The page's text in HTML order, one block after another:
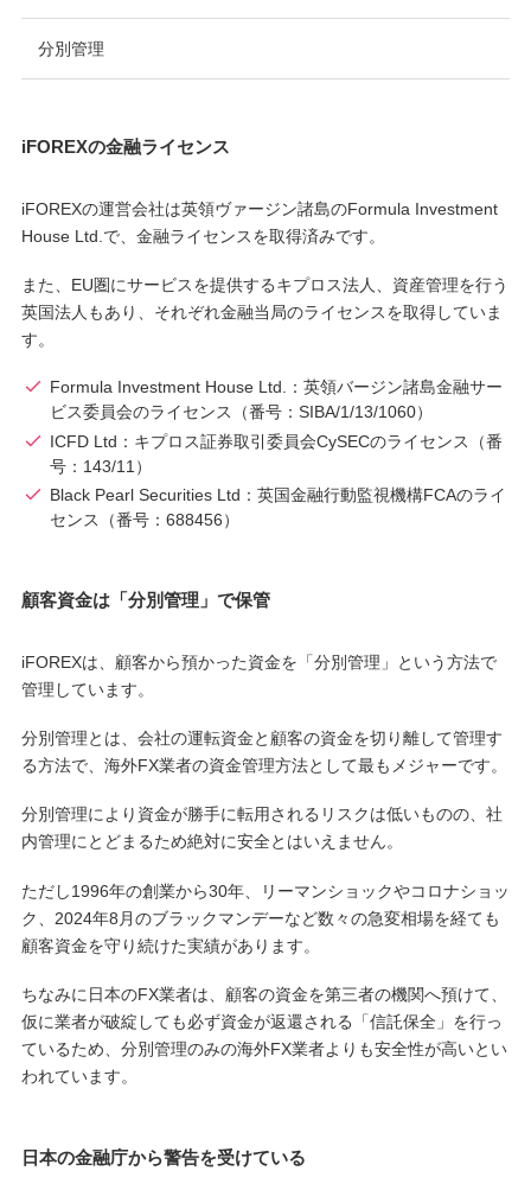
分別管理
iFOREXの金融ライセンス
iFOREXの運営会社は英領ヴァージン諸島のFormula Investment
House Ltd.で、金融ライセンスを取得済みです。
また、EU圏にサービスを提供するキプロス法人、資産管理を行う
英国法人もあり、それぞれ金融当局のライセンスを取得していま
す。
Formula Investment House Ltd.：英領バージン諸島金融サー
ビス委員会のライセンス（番号：SIBA/1/13/1060）
ICFD Ltd：キプロス証券取引委員会CySECのライセンス（番
号：143/11）
Black Pearl Securities Ltd：英国金融行動監視機構FCAのライ
センス（番号：688456）
顧客資金は「分別管理」で保管
iFOREXは、顧客から預かった資金を「分別管理」という方法で
管理しています。
分別管理とは、会社の運転資金と顧客の資金を切り離して管理す
る方法で、海外FX業者の資金管理方法として最もメジャーです。
分別管理により資金が勝手に転用されるリスクは低いものの、社
内管理にとどまるため絶対に安全とはいえません。
ただし1996年の創業から30年、リーマンショックやコロナショッ
ク、2024年8月のブラックマンデーなど数々の急変相場を経ても
顧客資金を守り続けた実績があります。
ちなみに日本のFX業者は、顧客の資金を第三者の機関へ預けて、
仮に業者が破綻しても必ず資金が返還される「信託保全」を行っ
ているため、分別管理のみの海外FX業者よりも安全性が高いとい
われています。
日本の金融庁から警告を受けている